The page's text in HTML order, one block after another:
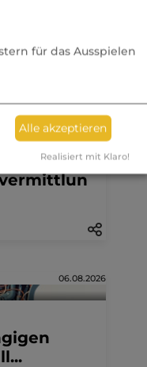
06.08.2026
06.08.2026
für das Ausspielen
Alle akzeptieren
Realisiert mit Klaro!